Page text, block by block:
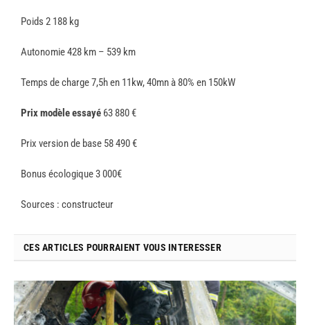
Poids 2 188 kg
Autonomie 428 km – 539 km
Temps de charge 7,5h en 11kw, 40mn à 80% en 150kW
Prix modèle essayé 63 880 €
Prix version de base 58 490 €
Bonus écologique 3 000€
Sources : constructeur
CES ARTICLES POURRAIENT VOUS INTERESSER